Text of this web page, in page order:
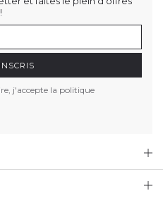
j'accepte la politique